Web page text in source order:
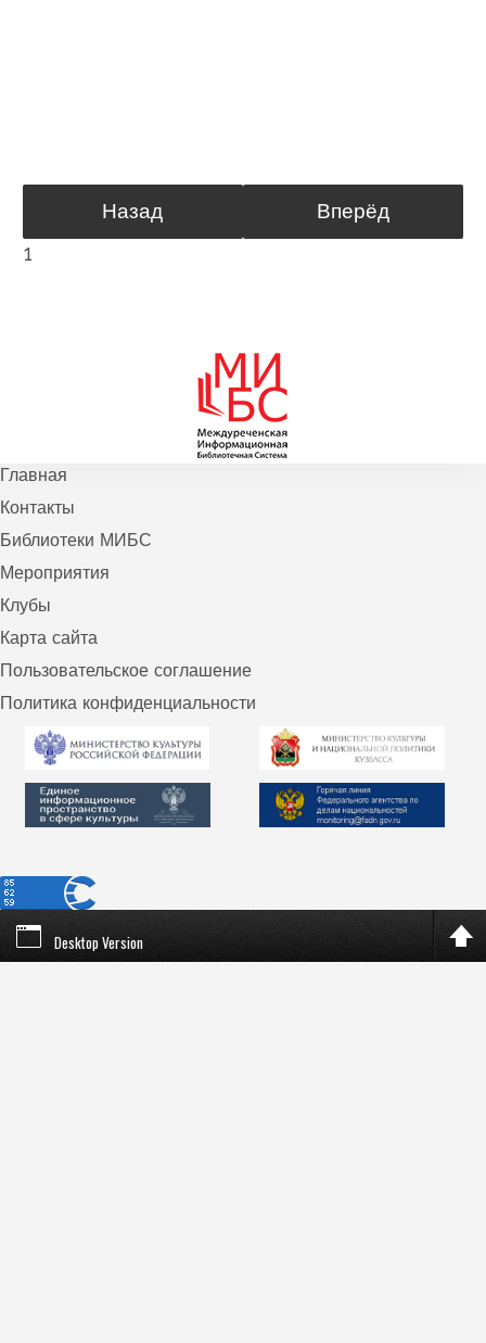
Назад Вперёд
1
Главная
Контакты
Библиотеки МИБС
Мероприятия
Клубы
Карта сайта
Пользовательское соглашение
Политика конфиденциальности
Desktop Version